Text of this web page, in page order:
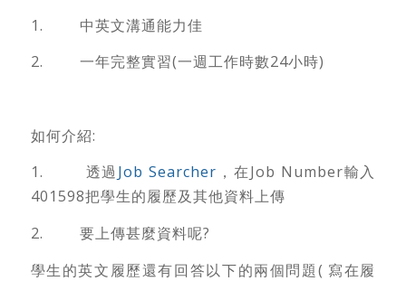
1. 中英文溝通能力佳
2. 一年完整實習(一週工作時數24小時)
如何介紹:
1. 透過Job Searcher ，在Job Number輸入
401598把學生的履歷及其他資料上傳
2. 要上傳甚麼資料呢?
學生的英文履歷還有回答以下的兩個問題( 寫在履